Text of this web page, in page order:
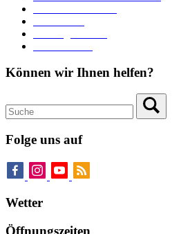
Können wir Ihnen helfen?
Folge uns auf
Wetter
Öffnungszeiten